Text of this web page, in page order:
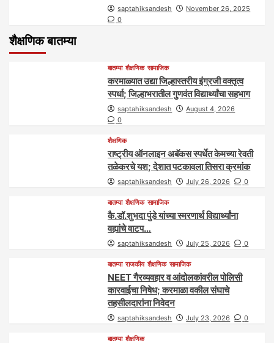
saptahiksandesh
November 26, 2025
0
शैक्षणिक बातम्या
बातम्या शैक्षणिक सामाजिक
करमाळ्यात उद्या जिल्हास्तरीय इंग्रजी वक्तृत्व
स्पर्धा; जिल्हाभरातील गुणवंत विद्यार्थ्यांचा सहभाग
saptahiksandesh
August 4, 2026
0
शैक्षणिक
राष्ट्रीय ऑनलाइन अबॅकस स्पर्धेत केमच्या रेवती
तळेकरचे यश; देशात पटकावला तिसरा क्रमांक
saptahiksandesh July 26, 2026 0
बातम्या शैक्षणिक सामाजिक
कै.डॉ.शुभदा पुंडे यांच्या स्मरणार्थ विद्यार्थ्यांना
वह्यांचे वाटप…
saptahiksandesh July 25, 2026 0
बातम्या राजकीय शैक्षणिक सामाजिक
NEET गैरव्यवहार व आंदोलकांवरील पोलिसी
कारवाईचा निषेध; करमाळा वकील संघाचे
तहसीलदारांना निवेदन
saptahiksandesh July 23, 2026 0
बातम्या शैक्षणिक